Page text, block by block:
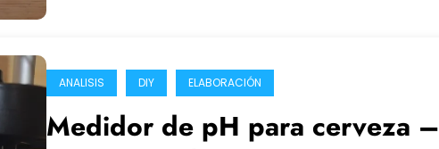
ANALISIS DIY ELABORACIÓN
Medidor de pH para cerveza –